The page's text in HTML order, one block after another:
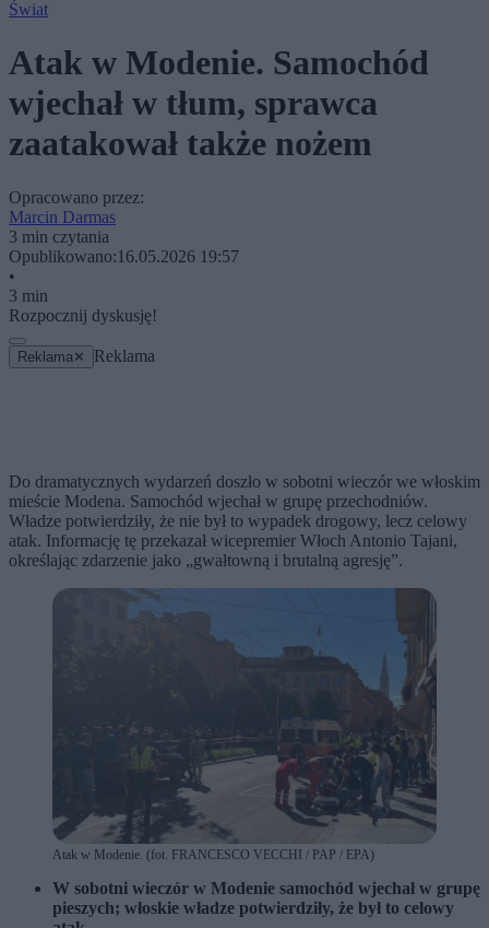
Świat
Atak w Modenie. Samochód
wjechał w tłum, sprawca
zaatakował także nożem
Opracowano przez:
Marcin Darmas
3 min czytania
Opublikowano:16.05.2026 19:57
•
3 min
Rozpocznij dyskusję!
Reklama ✕ Reklama
Do dramatycznych wydarzeń doszło w sobotni wieczór we włoskim
mieście Modena. Samochód wjechał w grupę przechodniów.
Władze potwierdziły, że nie był to wypadek drogowy, lecz celowy
atak. Informację tę przekazał wicepremier Włoch Antonio Tajani,
określając zdarzenie jako „gwałtowną i brutalną agresję”.
Atak w Modenie. (fot. FRANCESCO VECCHI / PAP / EPA)
W sobotni wieczór w Modenie samochód wjechał w grupę
pieszych; włoskie władze potwierdziły, że był to celowy